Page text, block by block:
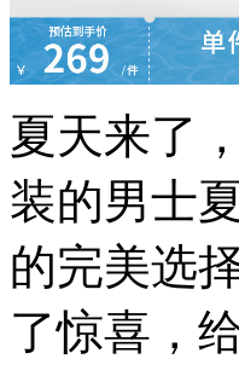
夏天来了
装的男士
的完美选
了惊喜，